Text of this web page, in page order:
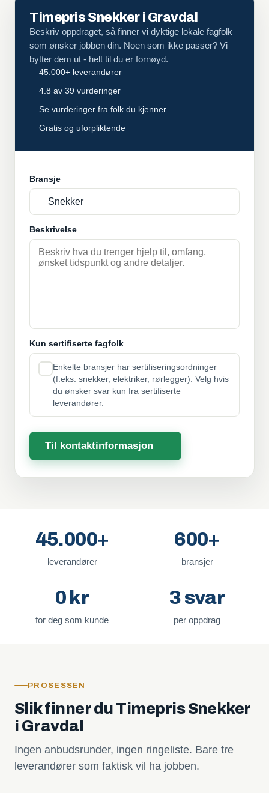
Timepris Snekker i Gravdal
Beskriv oppdraget, så finner vi dyktige lokale fagfolk
som ønsker jobben din. Noen som ikke passer? Vi
bytter dem ut - helt til du er fornøyd.
45.000+ leverandører
4.8 av 39 vurderinger
Se vurderinger fra folk du kjenner
Gratis og uforpliktende
Bransje
Beskrivelse
Kun sertifiserte fagfolk
Enkelte bransjer har sertifiseringsordninger
(f.eks. snekker, elektriker, rørlegger). Velg hvis
du ønsker svar kun fra sertifiserte
leverandører.
Til kontaktinformasjon
45.000+
leverandører
600+
bransjer
0 kr
for deg som kunde
3 svar
per oppdrag
PROSESSEN
Slik finner du Timepris Snekker
i Gravdal
Ingen anbudsrunder, ingen ringeliste. Bare tre
leverandører som faktisk vil ha jobben.